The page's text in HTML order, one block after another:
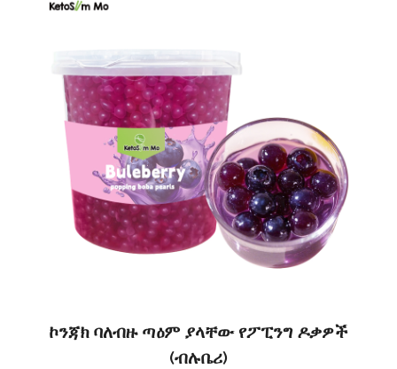
ኮንጃክ ባለብዙ ጣዕም ያላቸው የፖፒንግ ዶቃዎች
(ብሉቤሪ)